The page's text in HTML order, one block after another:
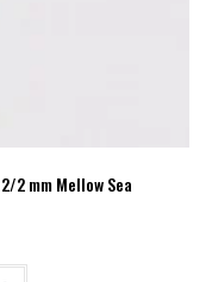
2 mm Mellow Sea